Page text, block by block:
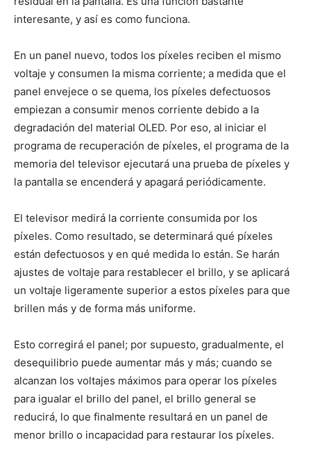
interesante, y así es como funciona.
En un panel nuevo, todos los píxeles reciben el mismo
voltaje y consumen la misma corriente; a medida que el
panel envejece o se quema, los píxeles defectuosos
empiezan a consumir menos corriente debido a la
degradación del material OLED. Por eso, al iniciar el
programa de recuperación de píxeles, el programa de la
memoria del televisor ejecutará una prueba de píxeles y
la pantalla se encenderá y apagará periódicamente.
El televisor medirá la corriente consumida por los
píxeles. Como resultado, se determinará qué píxeles
están defectuosos y en qué medida lo están. Se harán
ajustes de voltaje para restablecer el brillo, y se aplicará
un voltaje ligeramente superior a estos píxeles para que
brillen más y de forma más uniforme.
Esto corregirá el panel; por supuesto, gradualmente, el
desequilibrio puede aumentar más y más; cuando se
alcanzan los voltajes máximos para operar los píxeles
para igualar el brillo del panel, el brillo general se
reducirá, lo que finalmente resultará en un panel de
menor brillo o incapacidad para restaurar los píxeles.